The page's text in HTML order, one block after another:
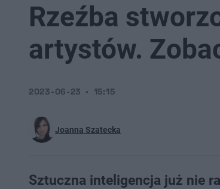
Rzeźba
artystów.
Joanna Szatecka
2023-06-23 15:15
Sztuczna inteligencja już nie